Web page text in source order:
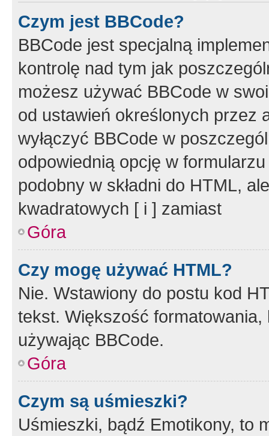
Czym jest BBCode?
BBCode jest specjalną
kontrolę nad tym jak
możesz używać BBCode w
od ustawień określonych przez
wyłączyć BBCode w
odpowiednią opcję w
podobny w składni do HTML,
kwadratowych [ i ] zamiast
Góra
Czy mogę używać HTML?
Nie. Wstawiony do postu kod
tekst. Większość
używając BBCode.
Góra
Czym są uśmieszki?
Uśmieszki, bądź Emotikony, to